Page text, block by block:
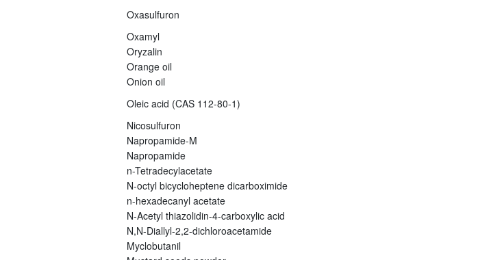
Oxasulfuron
Oxamyl
Oryzalin
Orange oil
Onion oil
Oleic acid (CAS 112-80-1)
Nicosulfuron
Napropamide-M
Napropamide
n-Tetradecylacetate
N-octyl bicycloheptene dicarboximide
n-hexadecanyl acetate
N-Acetyl thiazolidin-4-carboxylic acid
N,N-Diallyl-2,2-dichloroacetamide
Myclobutanil